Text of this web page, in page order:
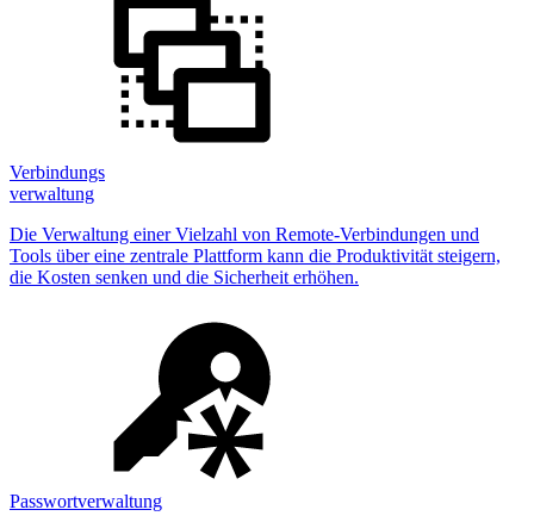
Verbindungs
verwaltung
Die Verwaltung einer Vielzahl von Remote-Verbindungen und
Tools über eine zentrale Plattform kann die Produktivität steigern,
die Kosten senken und die Sicherheit erhöhen.
Passwortverwaltung